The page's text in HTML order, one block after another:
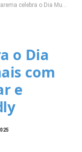
o Dia Mundial dos Animais com ações de bem-estar e espaços pet friendly
o Dia
com
e